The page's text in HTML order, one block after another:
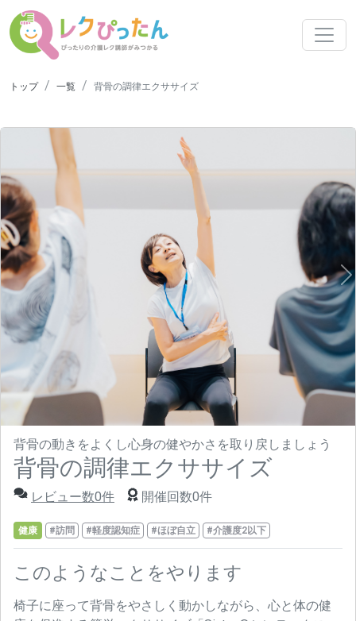
トップ 一覧 背骨の調律エクササイズ
背骨の調律エクササイズ
背骨の動きをよくし心身の健やかさを取り戻しましょう
レビュー数0件 開催回数0件
健康 #訪問 #軽度認知症 #ほぼ自立 #介護度2以下
このようなことをやります
椅子に座って背骨をやさしく動かしながら、心と体の健